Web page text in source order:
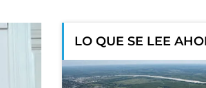
LO QUE SE LEE